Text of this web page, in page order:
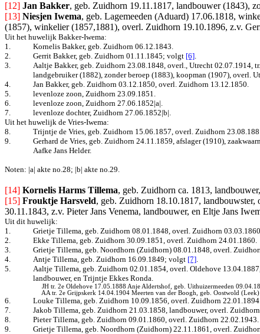
[12] Jan Bakker, geb. Zuidhorn 19.11.1817, landbouwer (1843),
[13] Niesjen Iwema, geb. Lagemeeden (Aduard) 17.06.1818,
(1857), winkelier (1857,1881), overl. Zuidhorn 19.10.1896, z.v.
Uit het huwelijk Bakker-Iwema:
1.
Kornelis Bakker, geb. Zuidhorn 06.12.1843.
2.
Gerrit Bakker, geb. Zuidhorn 01.11.1845; volgt [6].
3.
Aaltje Bakker, geb. Zuidhorn 23.08.1848, overl., Utrecht 02.07.1914,
landgebruiker (1882), zonder beroep (1883), koopman (1907), overl.
4.
Jan Bakker, geb. Zuidhorn 03.12.1850, overl. Zuidhorn 13.12.1850.
5.
levenloze zoon, Zuidhorn 23.09.1851.
6.
levenloze zoon, Zuidhorn 27.06.1852|a|.
7.
levenloze dochter, Zuidhorn 27.06.1852|b|.
Uit het huwelijk de Vries-Iwema:
8.
Trijntje de Vries, geb. Zuidhorn 15.06.1857, overl. Zuidhorn
9.
Gerhard de Vries, geb. Zuidhorn 24.11.1859, afslager (1910),
Aafke Jans Helder.
Noten: |a| akte no.28; |b| akte no.29.
[14] Kornelis Harms Tillema, geb. Zuidhorn ca. 1813,
[15] Frouktje Harsveld, geb. Zuidhorn 18.10.1817,
30.11.1843, z.v. Pieter Jans Venema, landbouwer, en Eltje Jans
Uit dit huwelijk:
1.
Grietje Tillema, geb. Zuidhorn 08.01.1848, overl. Zuidhorn
2.
Ekke Tillema, geb. Zuidhorn 30.09.1851, overl. Zuidhorn 24.01.1860.
3.
Grietje Tillema, geb. Noordhorn (Zuidhorn) 08.01.1848, overl.
4.
Antje Tillema, geb. Zuidhorn 16.09.1849; volgt [7].
5.
Aaltje Tillema, geb. Zuidhorn 02.01.1854, overl. Oldehove
landbouwer, en Trijntje Ekkes Ronda.
JH tr. 2e Oldehove 17.05.1888 Anje Aldertshof, geb. Uithuizermeeden
AA tr. 2e Grijpskerk 14.04.1904 Meerten van der Boogh, geb. Oostwold
6.
Louke Tillema, geb. Zuidhorn 10.09.1856, overl. Zuidhorn
7.
Jakob Tillema, geb. Zuidhorn 21.03.1858, landbouwer, overl.
8.
Pieter Tillema, geb. Zuidhorn 09.01.1860, overl. Zuidhorn 22.02.1943.
9.
Grietje Tillema, geb. Noordhorn (Zuidhorn) 22.11.1861, overl.